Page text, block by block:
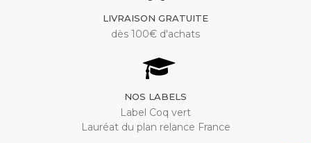
LIVRAISON GRATUITE
dès 100€ d'achats
NOS LABELS
Label Coq vert
Lauréat du plan relance France